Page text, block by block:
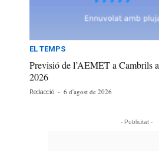
EL TEMPS
Previsió de l’AEMET a Cambrils
2026
Redacció - 6 d'agost de 2026
- Publicitat -